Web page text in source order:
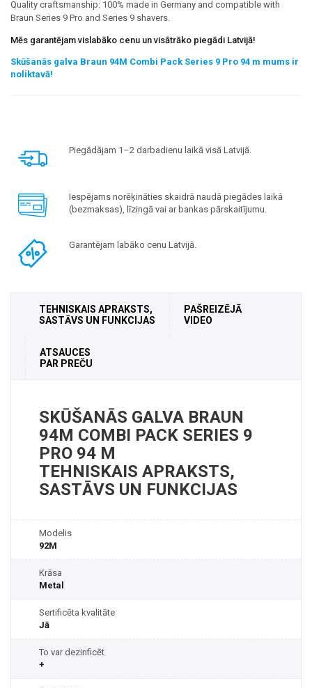
Quality craftsmanship: 100% made in Germany and compatible with
Braun Series 9 Pro and Series 9 shavers.
Mēs garantējam vislabāko cenu un visātrāko piegādi Latvijā!
Skūšanās galva Braun 94M Combi Pack Series 9 Pro 94 m mums ir
noliktavā!
Piegādājam 1–2 darbadienu laikā visā Latvijā.
Iespējams norēķināties skaidrā naudā piegādes laikā
(bezmaksas), līzingā vai ar bankas pārskaitījumu.
Garantējam labāko cenu Latvijā.
TEHNISKAIS APRAKSTS,
SASTĀVS UN FUNKCIJAS
PAŠREIZĒJĀ
VIDEO
ATSAUCES
PAR PREČU
SKŪŠANĀS GALVA BRAUN
94M COMBI PACK SERIES 9
PRO 94 M
TEHNISKAIS APRAKSTS,
SASTĀVS UN FUNKCIJAS
Modelis
92M
Krāsa
Metal
Sertificēta kvalitāte
Jā
To var dezinficēt
+